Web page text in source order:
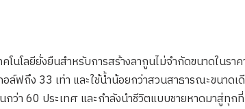
นโลยียั่งยืนสำหรับการสร้างลากูนไม่จำกัดขนาดในรา
ล์ฟถึง 33 เท่า และใช้น้ำน้อยกว่าสวนสาธารณะขนา
กว่า 60 ประเทศ และกำลังนำชีวิตแบบชายหาดมาสู่ทุก